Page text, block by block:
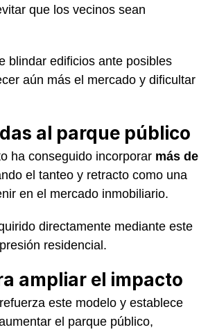
que los vecinos sean
blindar edificios ante posibles
aún más el mercado y dificultar
al parque público
ha conseguido incorporar más de
el tanteo y retracto como una
en el mercado inmobiliario.
directamente mediante este
residencial.
ampliar el impacto
este modelo y establece
el parque público,